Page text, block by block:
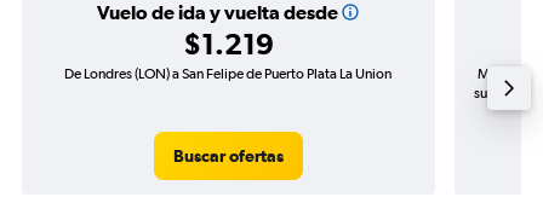
Vuelo de ida y vuelta desde
$1.219
De Londres (LON) a San Felipe de Puerto Plata La Union
Buscar ofertas
Mayor
subida de